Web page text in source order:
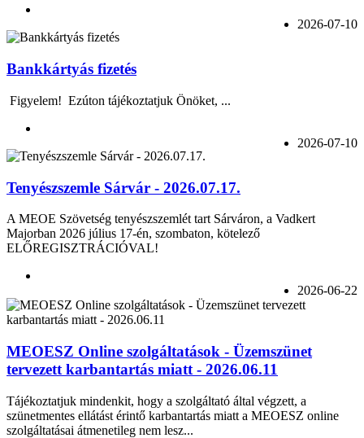
2026-07-10
Bankkártyás fizetés
Figyelem! Ezúton tájékoztatjuk Önöket, ...
2026-07-10
Tenyészszemle Sárvár - 2026.07.17.
A MEOE Szövetség tenyészszemlét tart Sárváron, a Vadkert
Majorban 2026 július 17-én, szombaton, kötelező
ELŐREGISZTRÁCIÓVAL!
2026-06-22
MEOESZ Online szolgáltatások - Üzemszünet
tervezett karbantartás miatt - 2026.06.11
Tájékoztatjuk mindenkit, hogy a szolgáltató által végzett, a
szünetmentes ellátást érintő karbantartás miatt a MEOESZ online
szolgáltatásai átmenetileg nem lesz...